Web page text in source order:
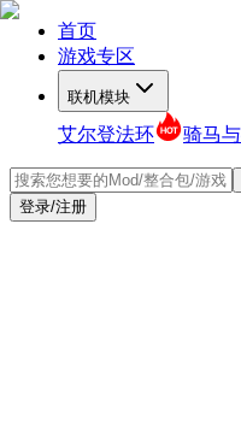
首页
游戏专区
联机模块
艾尔登法环 骑马
登录/注册